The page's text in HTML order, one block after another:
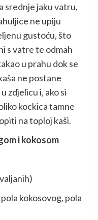
srednje jaku vatru,
ne upiju
gustoću, što
s vatre te odmah
u prahu dok se
ne postane
zdjelicu i, ako si
kockica tamne
na toploj kaši.
i kokosom
kokosovog, pola